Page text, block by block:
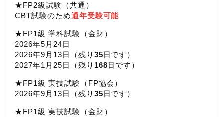
★FP2級試験（共通）
CBT試験のため通年受験可能
★FP1級 学科試験（金財）
2026年5月24日
2026年9月13日（残り 35日です）
2027年1月25日（残り 168日です）
★FP1級 実技試験（FP協会）
2026年9月13日（残り 35日です）
★FP1級 実技試験（金財）